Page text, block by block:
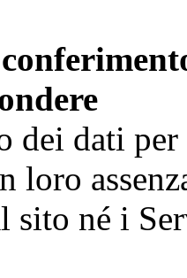
dei dati
loro
sito né i